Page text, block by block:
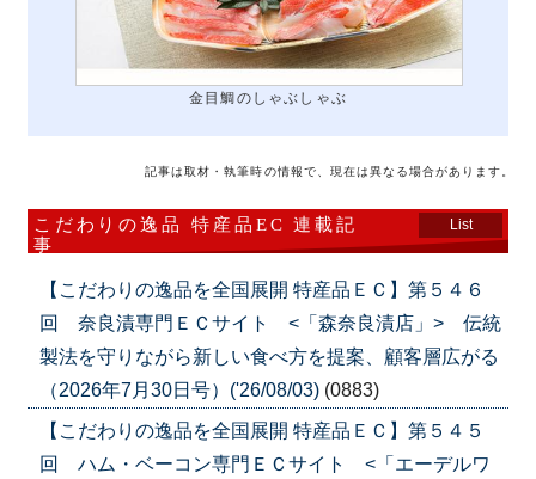
金目鯛のしゃぶしゃぶ
記事は取材・執筆時の情報で、現在は異なる場合があります。
こだわりの逸品 特産品EC 連載記
事
List
【こだわりの逸品を全国展開 特産品ＥＣ】第５４６
回 奈良漬専門ＥＣサイト <「森奈良漬店」> 伝統
製法を守りながら新しい食べ方を提案、顧客層広がる
（2026年7月30日号）('26/08/03) (0883)
【こだわりの逸品を全国展開 特産品ＥＣ】第５４５
回 ハム・ベーコン専門ＥＣサイト <「エーデルワ